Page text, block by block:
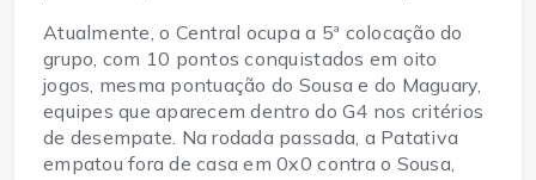
Atualmente, o Central ocupa a 5ª colocação do
grupo, com 10 pontos conquistados em oito
jogos, mesma pontuação do Sousa e do Maguary,
equipes que aparecem dentro do G4 nos critérios
de desempate. Na rodada passada, a Patativa
empatou fora de casa em 0x0 contra o Sousa,